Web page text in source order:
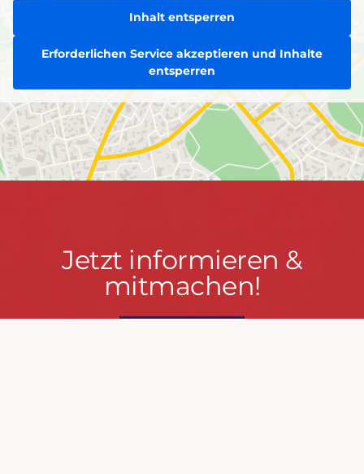
Inhalt entsperren
Erforderlichen Service akzeptieren und Inhalte
entsperren
Jetzt
informieren
&
Jetzt informieren &
mitmachen!